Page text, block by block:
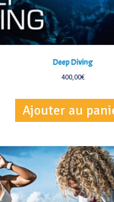
Deep Diving
400,00€
Ajouter au